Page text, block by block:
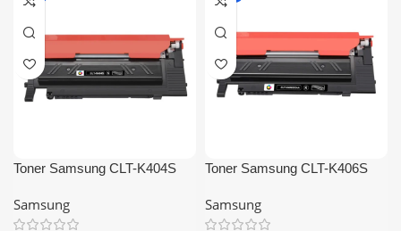
Toner Samsung CLT-K404S
Samsung
Toner Samsung CLT-K406S
Samsung